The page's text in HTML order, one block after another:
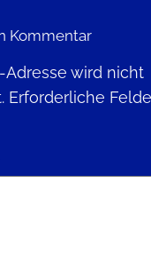
Kommentar
Adresse wird nicht
Erforderliche